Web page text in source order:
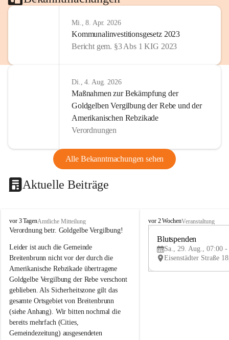
Mi., 8. Apr. 2026
Kommunalinvestitionsgesetz 2023
Bericht gem. §3 Abs 1 KIG 2023
Di., 4. Aug. 2026
Maßnahmen zur Bekämpfung der
Goldgelben Vergilbung der Rebe und der
Amerikanischen Rebzikade
Verordnungen
Alle Bekanntmachungen sehen
Aktuelle Beiträge
B
r
i
t
e
n
b
r
u
n
n
a
vor 3 TagenAmtliche Mitteilung
Verordnung betr. Goldgelbe Vergilbung!
Leider ist auch die Gemeinde
Breitenbrunn nicht vor der durch die
Amerikanische Rebzikade übertragene
Goldgelbe Vergilbung der Rebe verschont
geblieben. Als Sicherheitszone gilt das
gesamte Ortsgebiet von Breitenbrunn
(siehe Anhang). Wir bitten nochmal die
bereits mehrfach (Cities,
Gemeindezeitung) ausgesendeten
B
e
vor 2 WochenVeranstaltung
Blutspenden
Sa., 29. Aug., 07:00 -